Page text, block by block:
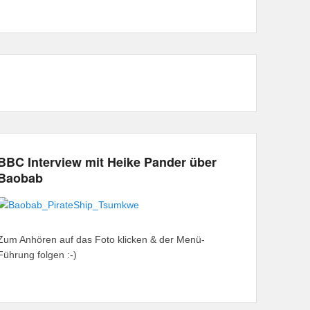
Interview mit Heike Pander über
Anhören auf das Foto klicken & der Menü-
folgen :-)